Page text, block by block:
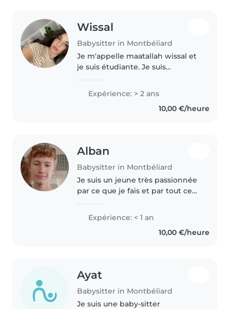
Wissal
Babysitter in Montbéliard
Je m'appelle maatallah wissal et
je suis étudiante. Je suis
beaucoup m'occuper des
enfants. J'ai acquis de
l'expérience grâce à un stage
Expérience: > 2 ans
10,00 €/heure
Alban
Babysitter in Montbéliard
Je suis un jeune très passionnée
par ce que je fais et par tout ce
du sport ( triathlon) et faire du
bénévolat. J'etudie au lycée en
Expérience: < 1 an
10,00 €/heure
Ayat
Babysitter in Montbéliard
Je suis une baby-sitter